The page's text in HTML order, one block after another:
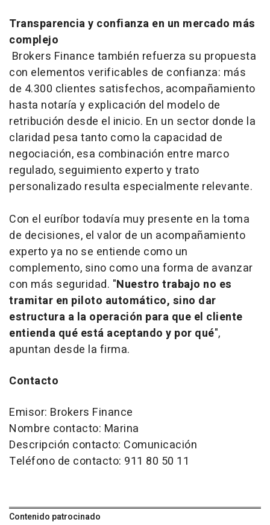
Transparencia y confianza en un mercado más
complejo
Brokers Finance también refuerza su propuesta
con elementos verificables de confianza: más
de 4.300 clientes satisfechos, acompañamiento
hasta notaría y explicación del modelo de
retribución desde el inicio. En un sector donde la
claridad pesa tanto como la capacidad de
negociación, esa combinación entre marco
regulado, seguimiento experto y trato
personalizado resulta especialmente relevante.
Con el euríbor todavía muy presente en la toma
de decisiones, el valor de un acompañamiento
experto ya no se entiende como un
complemento, sino como una forma de avanzar
con más seguridad. "Nuestro trabajo no es
tramitar en piloto automático, sino dar
estructura a la operación para que el cliente
entienda qué está aceptando y por qué",
apuntan desde la firma.
Contacto
Emisor: Brokers Finance
Nombre contacto: Marina
Descripción contacto: Comunicación
Teléfono de contacto: 911 80 50 11
Contenido patrocinado